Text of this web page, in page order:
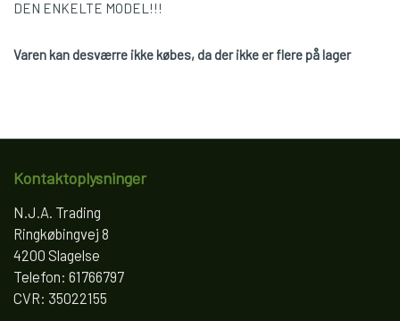
DEN ENKELTE MODEL!!!
Varen kan desværre ikke købes, da der ikke er flere på lager
Kontaktoplysninger
N.J.A. Trading
Ringkøbingvej 8
4200 Slagelse
Telefon: 61766797
CVR: 35022155